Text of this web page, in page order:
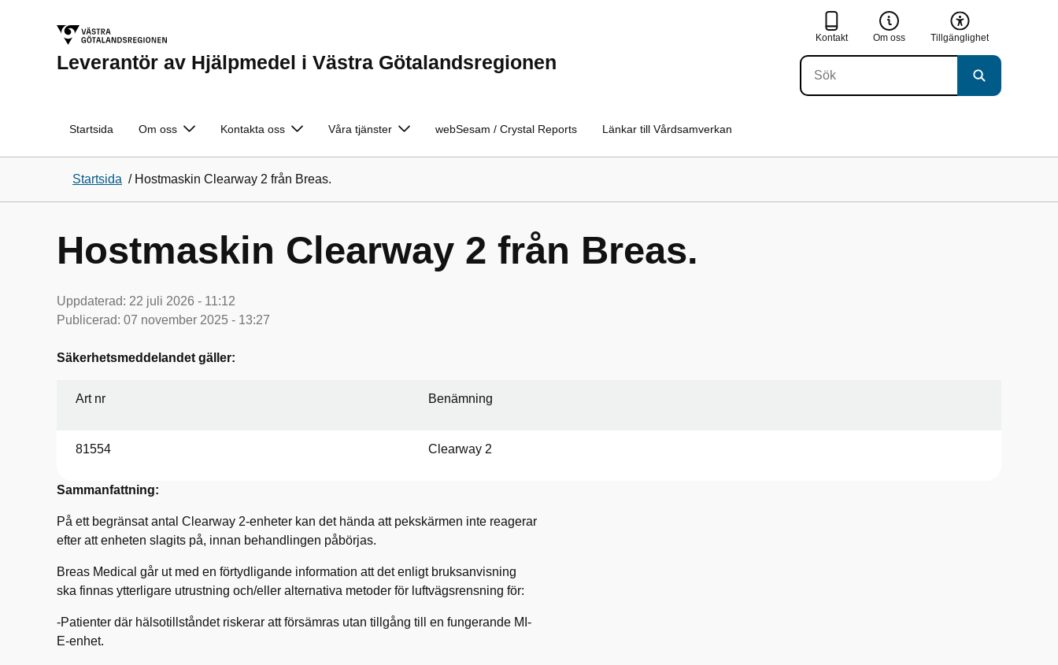
Leverantör av Hjälpmedel i Västra Götalandsregionen
Kontakt Om oss Tillgänglighet
Startsida Om oss Kontakta oss Våra tjänster webSesam / Crystal Reports Länkar till Vårdsamverkan
Startsida / Hostmaskin Clearway 2 från Breas.
Hostmaskin Clearway 2 från Breas.
Uppdaterad: 22 juli 2026 - 11:12
Publicerad: 07 november 2025 - 13:27
Säkerhetsmeddelandet gäller:
Art nr Benämning
81554 Clearway 2
Sammanfattning:
På ett begränsat antal Clearway 2-enheter kan det hända att pekskärmen inte reagerar
efter att enheten slagits på, innan behandlingen påbörjas.
Breas Medical går ut med en förtydligande information att det enligt bruksanvisning
ska finnas ytterligare utrustning och/eller alternativa metoder för luftvägsrensning för:
-Patienter där hälsotillståndet riskerar att försämras utan tillgång till en fungerande MI-
E-enhet.